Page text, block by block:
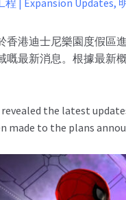
程 | Expansion Updates,
香港迪士尼樂園度假區
嘅最新消息。根據最新
the latest
made to the plans